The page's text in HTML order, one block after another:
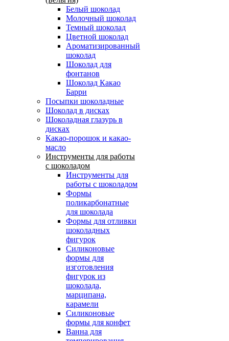
Белый шоколад
Молочный шоколад
Темный шоколад
Цветной шоколад
Ароматизированный
шоколад
Шоколад для
фонтанов
Шоколад Какао
Барри
Посыпки шоколадные
Шоколад в дисках
Шоколадная глазурь в
дисках
Какао-порошок и какао-
масло
Инструменты для работы
с шоколадом
Инструменты для
работы с шоколадом
Формы
поликарбонатные
для шоколада
Формы для отливки
шоколадных
фигурок
Силиконовые
формы для
изготовления
фигурок из
шоколада,
марципана,
карамели
Силиконовые
формы для конфет
Ванна для